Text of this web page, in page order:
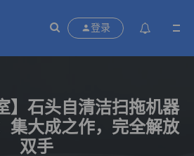
登录
】石头自清洁扫拖机器
集大成之作，完全解放
双手